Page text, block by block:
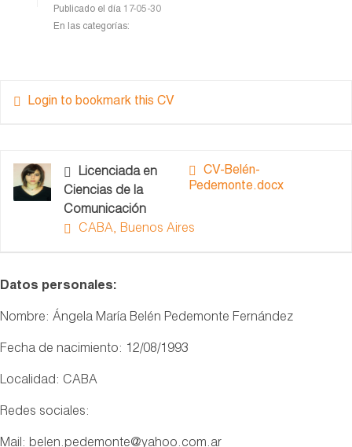
Publicado el día 17-05-30
En las categorías:
Login to bookmark this CV
CV-Belén-
Pedemonte.docx
Licenciada en
Ciencias de la
Comunicación
CABA, Buenos Aires
Datos personales:
Nombre: Ángela María Belén Pedemonte Fernández
Fecha de nacimiento: 12/08/1993
Localidad: CABA
Redes sociales:
Mail: belen.pedemonte@yahoo.com.ar